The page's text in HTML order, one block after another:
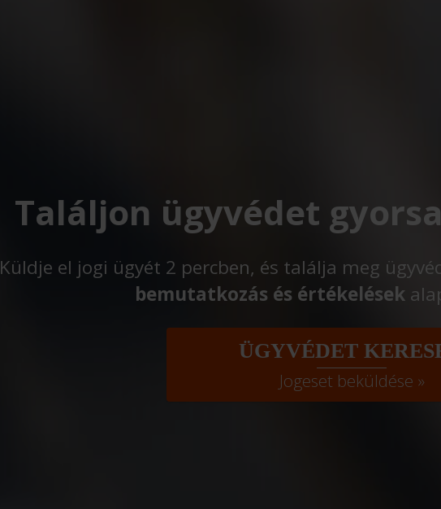
Találjon ügyvédet
Küldje el jogi ügyét 2 percben, és találja meg
bemutatkozás és értékelések
ÜGYVÉDET
Jogeset beküldése »